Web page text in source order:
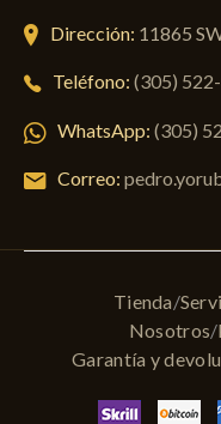
Dirección: 11865
Teléfono: (305)
WhatsApp: (305)
Correo:
Tienda
Nosotros
Garantía y